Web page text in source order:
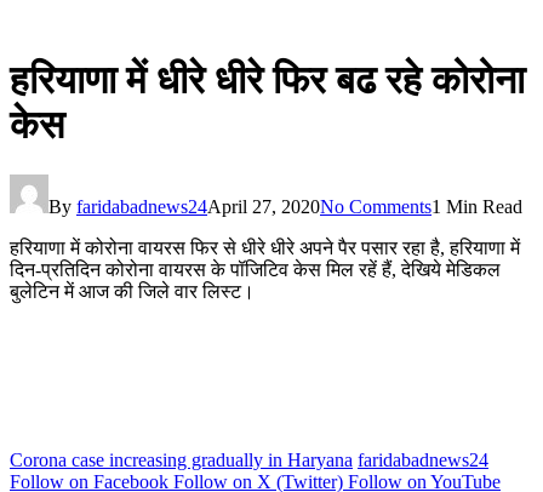
हरियाणा में धीरे धीरे फिर बढ रहे कोरोना
केस
By faridabadnews24April 27, 2020No Comments1 Min Read
हरियाणा में कोरोना वायरस फिर से धीरे धीरे अपने पैर पसार रहा है, हरियाणा में
दिन-प्रतिदिन कोरोना वायरस के पॉजिटिव केस मिल रहें हैं, देखिये मेडिकल
बुलेटिन में आज की जिले वार लिस्ट।
Corona case increasing gradually in Haryana faridabadnews24
Follow on Facebook Follow on X (Twitter) Follow on YouTube